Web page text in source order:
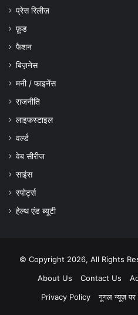
प्रेस रिलीज़
फ़ूड
फैशन
बिज़नेस
मनी / फाइनेंस
राजनीति
लाइफस्टाइल
वर्ल्ड
वेब सीरीज
साइंस
स्पोर्ट्स
हेल्थ एंड ब्यूटी
© Copyright 2026, All Rights
About Us
Contact Us
Privacy Policy
गूगल न्यूज़ पर